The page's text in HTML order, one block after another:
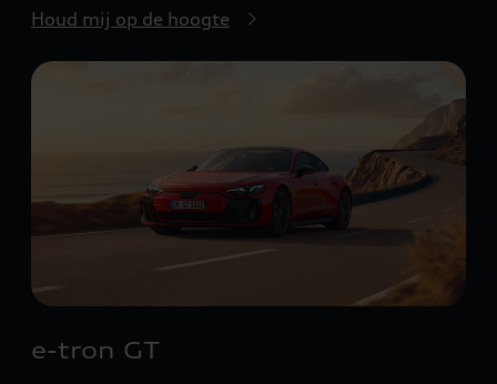
Houd mij op de hoogte
e-tron GT